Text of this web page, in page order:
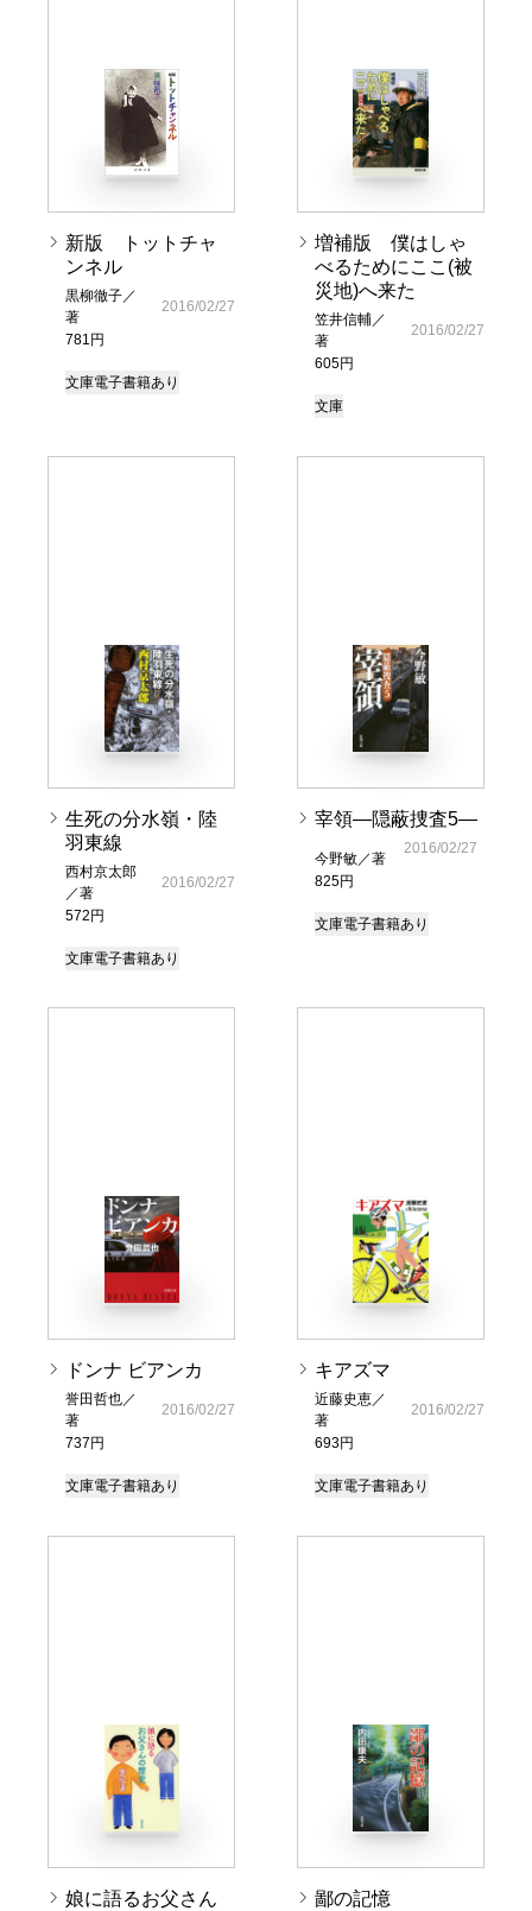
新版 トットチャ
ンネル
黒柳徹子／
著
781円
2016/02/27
文庫電子書籍あり
増補版 僕はしゃ
べるためにここ(被
災地)へ来た
笠井信輔／
著
605円
2016/02/27
文庫
生死の分水嶺・陸
羽東線
西村京太郎
／著
572円
2016/02/27
文庫電子書籍あり
宰領―隠蔽捜査5―
今野敏／著
825円
2016/02/27
文庫電子書籍あり
ドンナ ビアンカ
誉田哲也／
著
737円
2016/02/27
文庫電子書籍あり
キアズマ
近藤史恵／
著
693円
2016/02/27
文庫電子書籍あり
娘に語るお父さん
鄙の記憶